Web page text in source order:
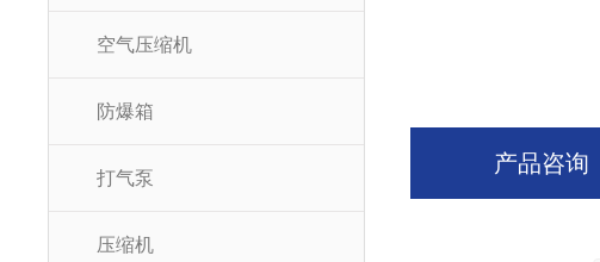
空气压缩机
防爆箱
打气泵
压缩机
产品咨询